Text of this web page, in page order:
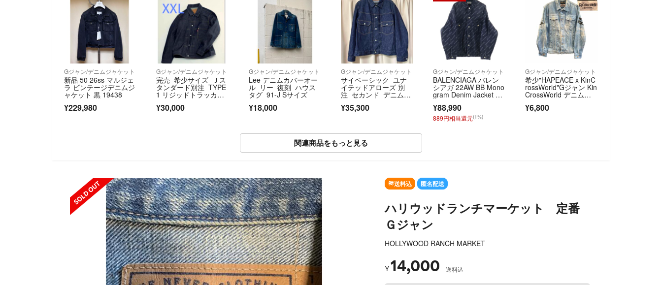
Gジャン/デニムジャケット
新品 50 26ss マルジェ
ラ ビンテージデニムジ
ャケット 黒 19438
¥229,980
Gジャン/デニムジャケット
完売 希少サイズ Ｊス
タンダード別注 TYPE
1 リジッドトラッカー
¥30,000
Gジャン/デニムジャケット
Lee デニムカバーオー
ル リー 復刻 ハウス
タグ 91-J Sサイズ
¥18,000
Gジャン/デニムジャケット
サイベーシック ユナ
イテッドアローズ 別
注 セカンド デニムジ
¥35,300
Gジャン/デニムジャケット
BALENCIAGA バレン
シアガ 22AW BB Mono
gram Denim Jacket モ
ット ブラック 675208
¥88,990
889円相当還元(1%)
Gジャン/デニムジャケット
希少"HAPEACE x KinC
rossWorld"Gジャン Kin
CrossWorld デニムジ
¥6,800
関連商品をもっと見る
SOLD OUT SOLD OUT
送料込 匿名配送
ハリウッドランチマーケット 定番
Ｇジャン
HOLLYWOOD RANCH MARKET
¥14,000 送料込